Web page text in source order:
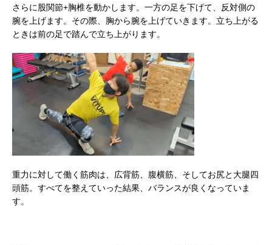
さらに股関節+胸椎を動かします。一方の足を下げて、反対側の
腕を上げます。その際、胸から腕を上げていきます。立ち上がる
ときは前の足で踏んで立ち上がります。
重力に対して働く筋肉は、広背筋、腹横筋、そしてお尻と大腿四
頭筋。すべてを整えていった結果、バランスが良くなっていま
す。